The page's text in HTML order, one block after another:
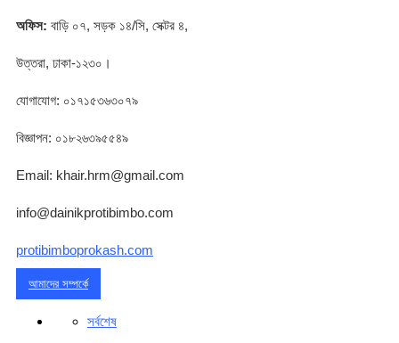
অফিস: বাড়ি ০৭, সড়ক ১৪/সি, সেক্টর ৪,
উত্তরা, ঢাকা-১২৩০।
যোগাযোগ: ০১৭১৫৩৬৩০৭৯
বিজ্ঞাপন: ০১৮২৬৩৯৫৫৪৯
Email: khair.hrm@gmail.com
info@dainikprotibimbo.com
protibimboprokash.com
আমাদের সম্পর্কে
সর্বশেষ